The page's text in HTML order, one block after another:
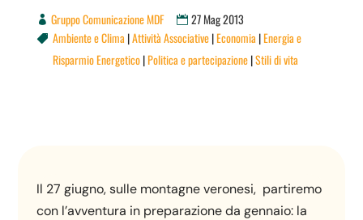
Gruppo Comunicazione MDF 27 Mag 2013
 Ambiente e Clima |Attività Associative|Economia |Energia e
Risparmio Energetico|Politica e partecipazione|Stili di vita
Il 27 giugno, sulle montagne veronesi, partiremo
con l’avventura in preparazione da gennaio: la